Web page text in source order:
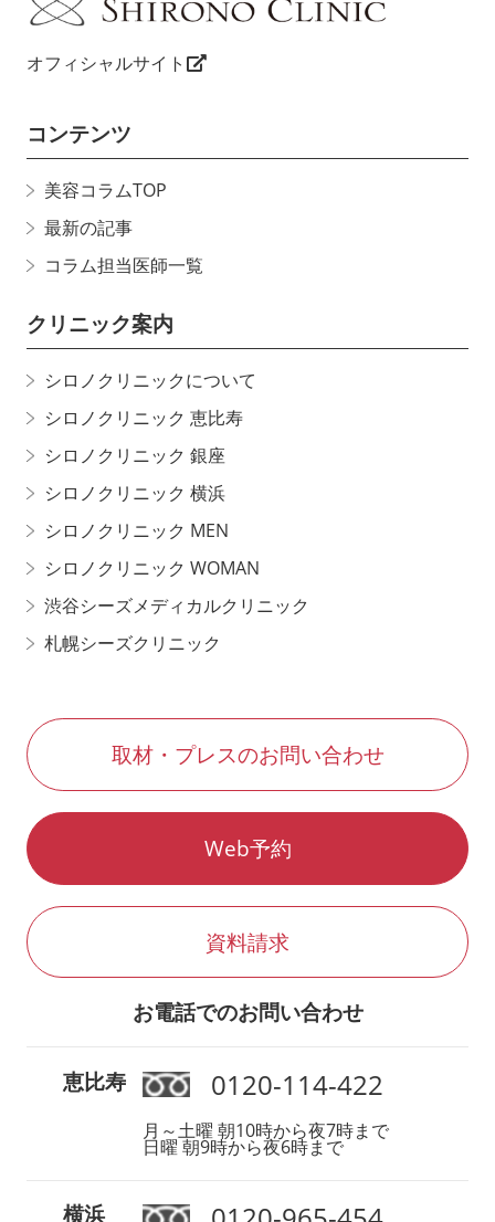
オフィシャルサイト
コンテンツ
美容コラムTOP
最新の記事
コラム担当医師一覧
クリニック案内
シロノクリニックについて
シロノクリニック 恵比寿
シロノクリニック 銀座
シロノクリニック 横浜
シロノクリニック MEN
シロノクリニック WOMAN
渋谷シーズメディカルクリニック
札幌シーズクリニック
取材・プレスのお問い合わせ
Web予約
資料請求
お電話でのお問い合わせ
恵比寿 0120-114-422
月～土曜 朝10時から夜7時まで
日曜 朝9時から夜6時まで
横浜